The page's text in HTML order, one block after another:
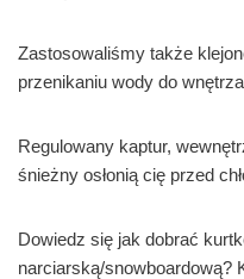
Zastosowaliśmy także
przenikaniu wody do
Regulowany kaptur,
śnieżny osłonią cię przed
Dowiedz się jak dobrać
narciarską/snowboardową?